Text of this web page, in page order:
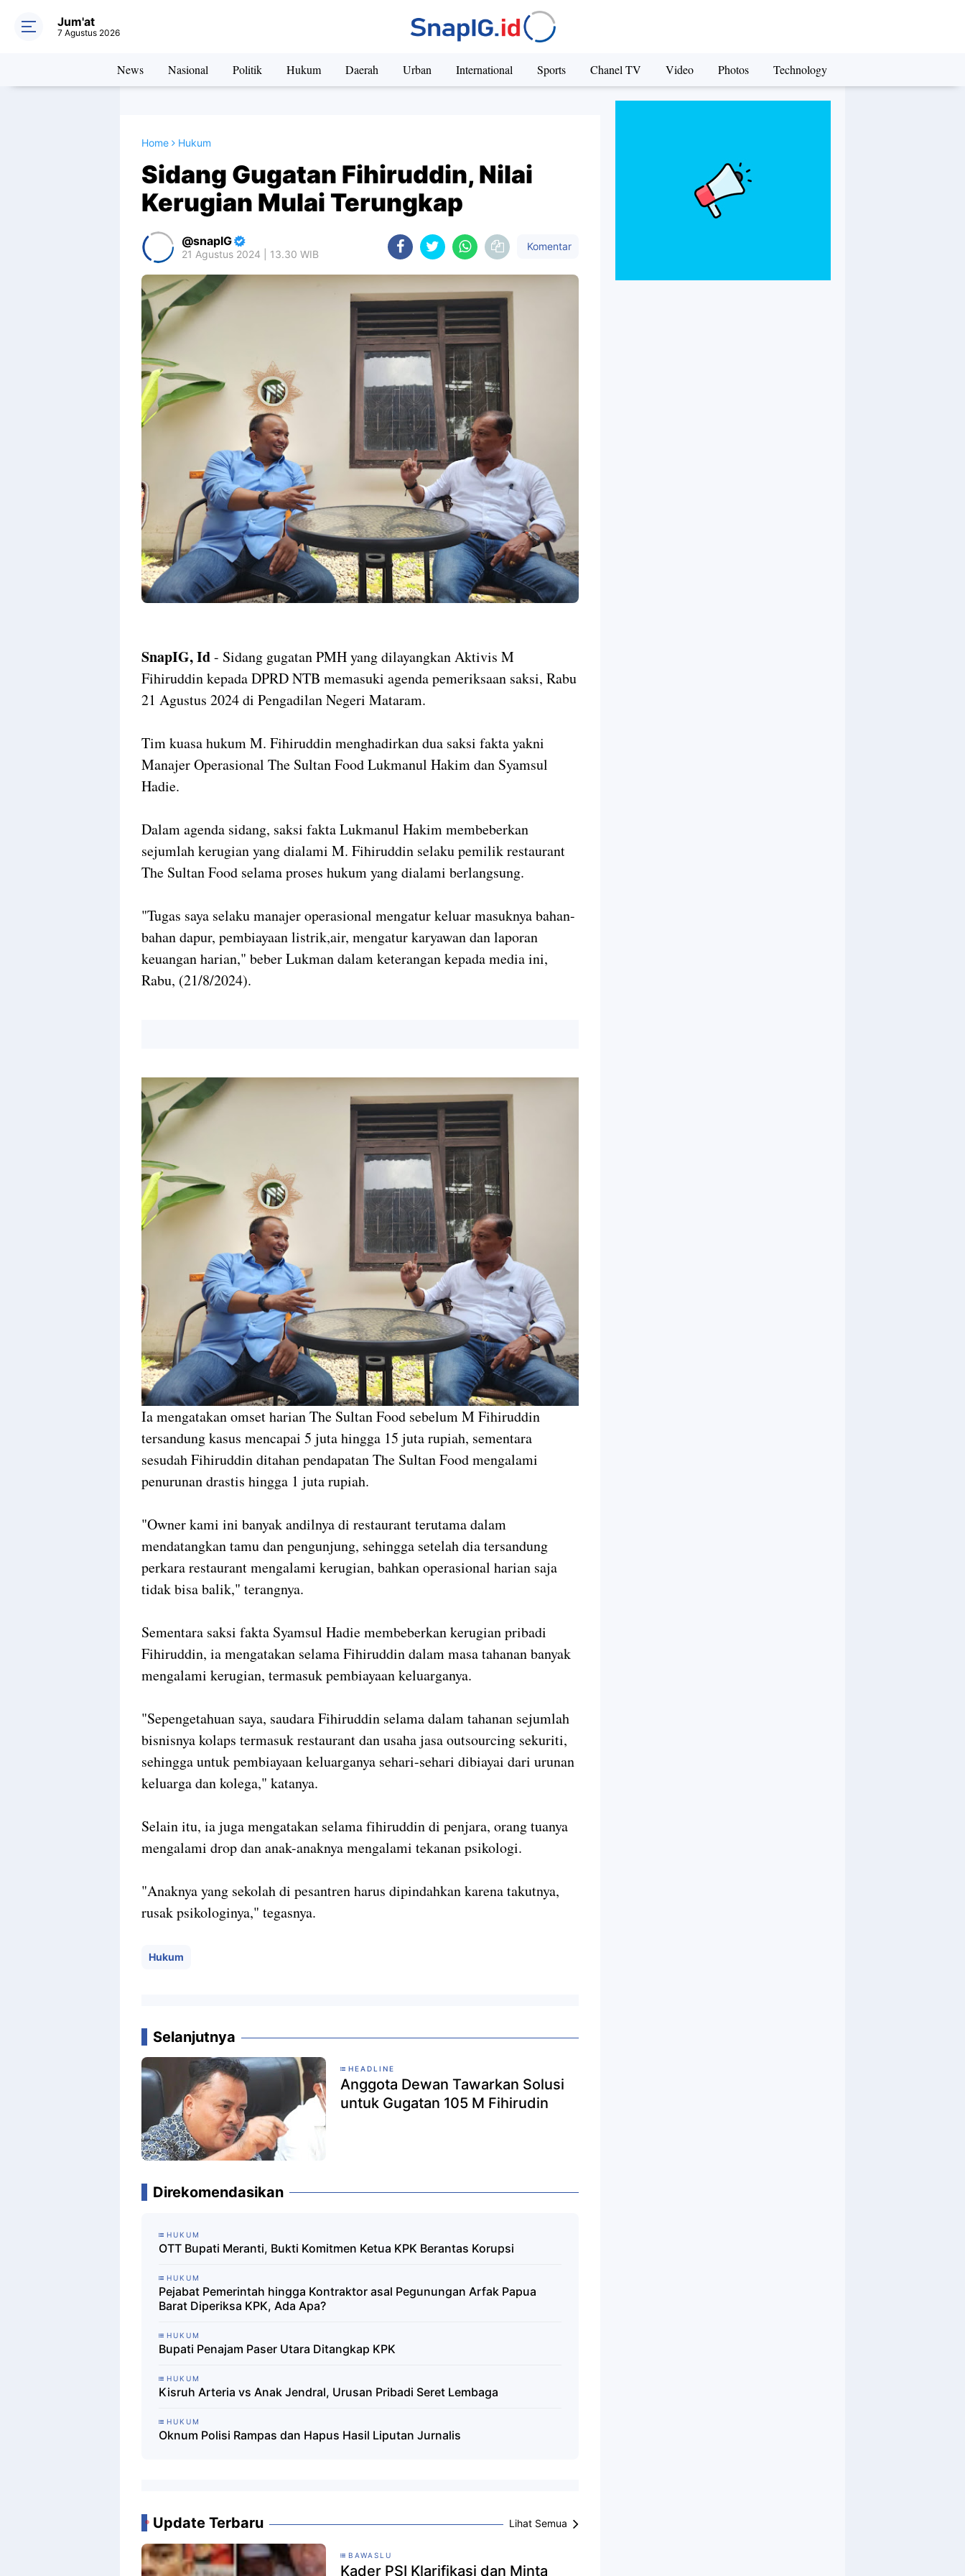
Jum'at
7 Agustus 2026
News Nasional Politik Hukum Daerah Urban International Sports Chanel TV Video Photos Technology
Home Hukum
Sidang Gugatan Fihiruddin, Nilai
Kerugian Mulai Terungkap
snapIG
21 Agustus 2024 | 13.30 WIB
Komentar
SnapIG, Id- Sidang gugatan PMH yang dilayangkan Aktivis M
Fihiruddin kepada DPRD NTB memasuki agenda pemeriksaan saksi, Rabu
21 Agustus 2024 di Pengadilan Negeri Mataram.
Tim kuasa hukum M. Fihiruddin menghadirkan dua saksi fakta yakni
Manajer Operasional The Sultan Food Lukmanul Hakim dan Syamsul
Hadie.
Dalam agenda sidang, saksi fakta Lukmanul Hakim membeberkan
sejumlah kerugian yang dialami M. Fihiruddin selaku pemilik restaurant
The Sultan Food selama proses hukum yang dialami berlangsung.
"Tugas saya selaku manajer operasional mengatur keluar masuknya bahan-
bahan dapur, pembiayaan listrik,air, mengatur karyawan dan laporan
keuangan harian," beber Lukman dalam keterangan kepada media ini,
Rabu, (21/8/2024).
Ia mengatakan omset harian The Sultan Food sebelum M Fihiruddin
tersandung kasus mencapai 5 juta hingga 15 juta rupiah, sementara
sesudah Fihiruddin ditahan pendapatan The Sultan Food mengalami
penurunan drastis hingga 1 juta rupiah.
"Owner kami ini banyak andilnya di restaurant terutama dalam
mendatangkan tamu dan pengunjung, sehingga setelah dia tersandung
perkara restaurant mengalami kerugian, bahkan operasional harian saja
tidak bisa balik," terangnya.
Sementara saksi fakta Syamsul Hadie membeberkan kerugian pribadi
Fihiruddin, ia mengatakan selama Fihiruddin dalam masa tahanan banyak
mengalami kerugian, termasuk pembiayaan keluarganya.
"Sepengetahuan saya, saudara Fihiruddin selama dalam tahanan sejumlah
bisnisnya kolaps termasuk restaurant dan usaha jasa outsourcing sekuriti,
sehingga untuk pembiayaan keluarganya sehari-sehari dibiayai dari urunan
keluarga dan kolega," katanya.
Selain itu, ia juga mengatakan selama fihiruddin di penjara, orang tuanya
mengalami drop dan anak-anaknya mengalami tekanan psikologi.
"Anaknya yang sekolah di pesantren harus dipindahkan karena takutnya,
rusak psikologinya," tegasnya.
Hukum
Selanjutnya
HEADLINE
Anggota Dewan Tawarkan Solusi
untuk Gugatan 105 M Fihirudin
Direkomendasikan
HUKUM
OTT Bupati Meranti, Bukti Komitmen Ketua KPK Berantas Korupsi
HUKUM
Pejabat Pemerintah hingga Kontraktor asal Pegunungan Arfak Papua
Barat Diperiksa KPK, Ada Apa?
HUKUM
Bupati Penajam Paser Utara Ditangkap KPK
HUKUM
Kisruh Arteria vs Anak Jendral, Urusan Pribadi Seret Lembaga
HUKUM
Oknum Polisi Rampas dan Hapus Hasil Liputan Jurnalis
Update Terbaru Lihat Semua
BAWASLU
Kader PSI Klarifikasi dan Minta